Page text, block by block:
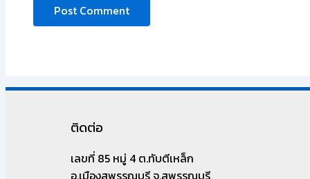
ติดต่อ
เลขที่ 85 หมู่ 4 ต.ทับตีเหล็ก